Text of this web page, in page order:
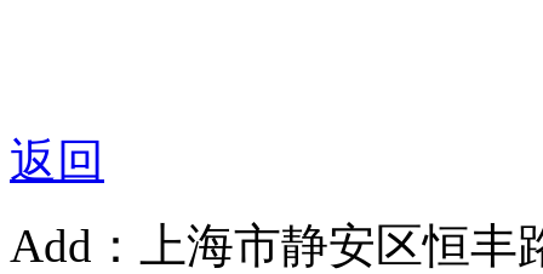
返回
Add：上海市静安区恒丰